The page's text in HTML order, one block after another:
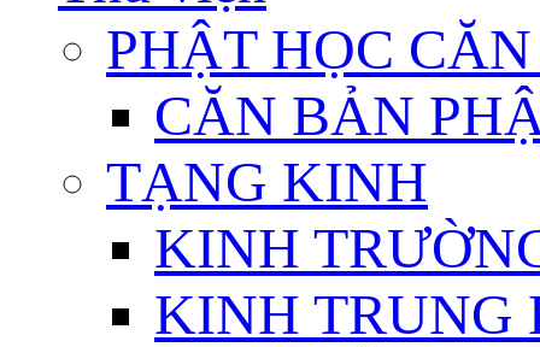
PHẬT HỌC
CĂN BẢN
TẠNG KINH
KINH
KINH TRUNG